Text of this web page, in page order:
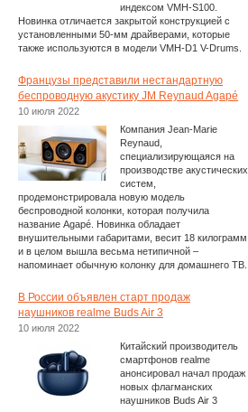
индексом VMH-S100.
Новинка отличается закрытой конструкцией с
установленными 50-мм драйверами, которые
также используются в модели VMH-D1 V-Drums.
Французы представили нестандартную
беспроводную акустику JM Reynaud Agapé
10 июля 2022
Компания Jean-Marie
Reynaud,
специализирующаяся на
производстве акустических
систем,
продемонстрировала новую модель
беспроводной колонки, которая получила
название Agapé. Новинка обладает
внушительными габаритами, весит 18 килограмм
и в целом вышла весьма нетипичной –
напоминает обычную колонку для домашнего ТВ.
В России объявлен старт продаж
наушников realme Buds Air 3
10 июля 2022
Китайский производитель
смартфонов realme
анонсировал начал продаж
новых флагманских
наушников Buds Air 3